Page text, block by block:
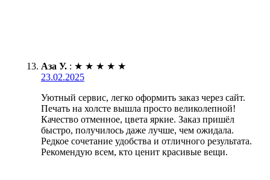
Аза У. : ★ ★ ★ ★ ★
23.02.2025
Уютный сервис, легко оформить заказ через сайт.
Печать на холсте вышла просто великолепной!
Качество отменное, цвета яркие. Заказ пришёл
быстро, получилось даже лучше, чем ожидала.
Редкое сочетание удобства и отличного результата.
Рекомендую всем, кто ценит красивые вещи.